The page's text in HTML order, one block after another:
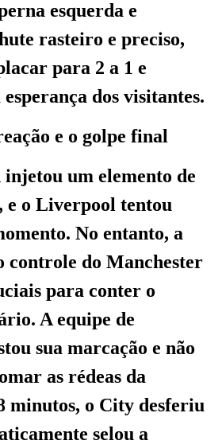
esquerda e
rasteiro e preciso,
para 2 a 1 e
dos visitantes.
e o golpe final
injetou um elemento de
e o Liverpool tentou
No entanto, a
controle do Manchester
para conter o
A equipe de
sua marcação e não
as rédeas da
minutos, o City desferiu
selou a